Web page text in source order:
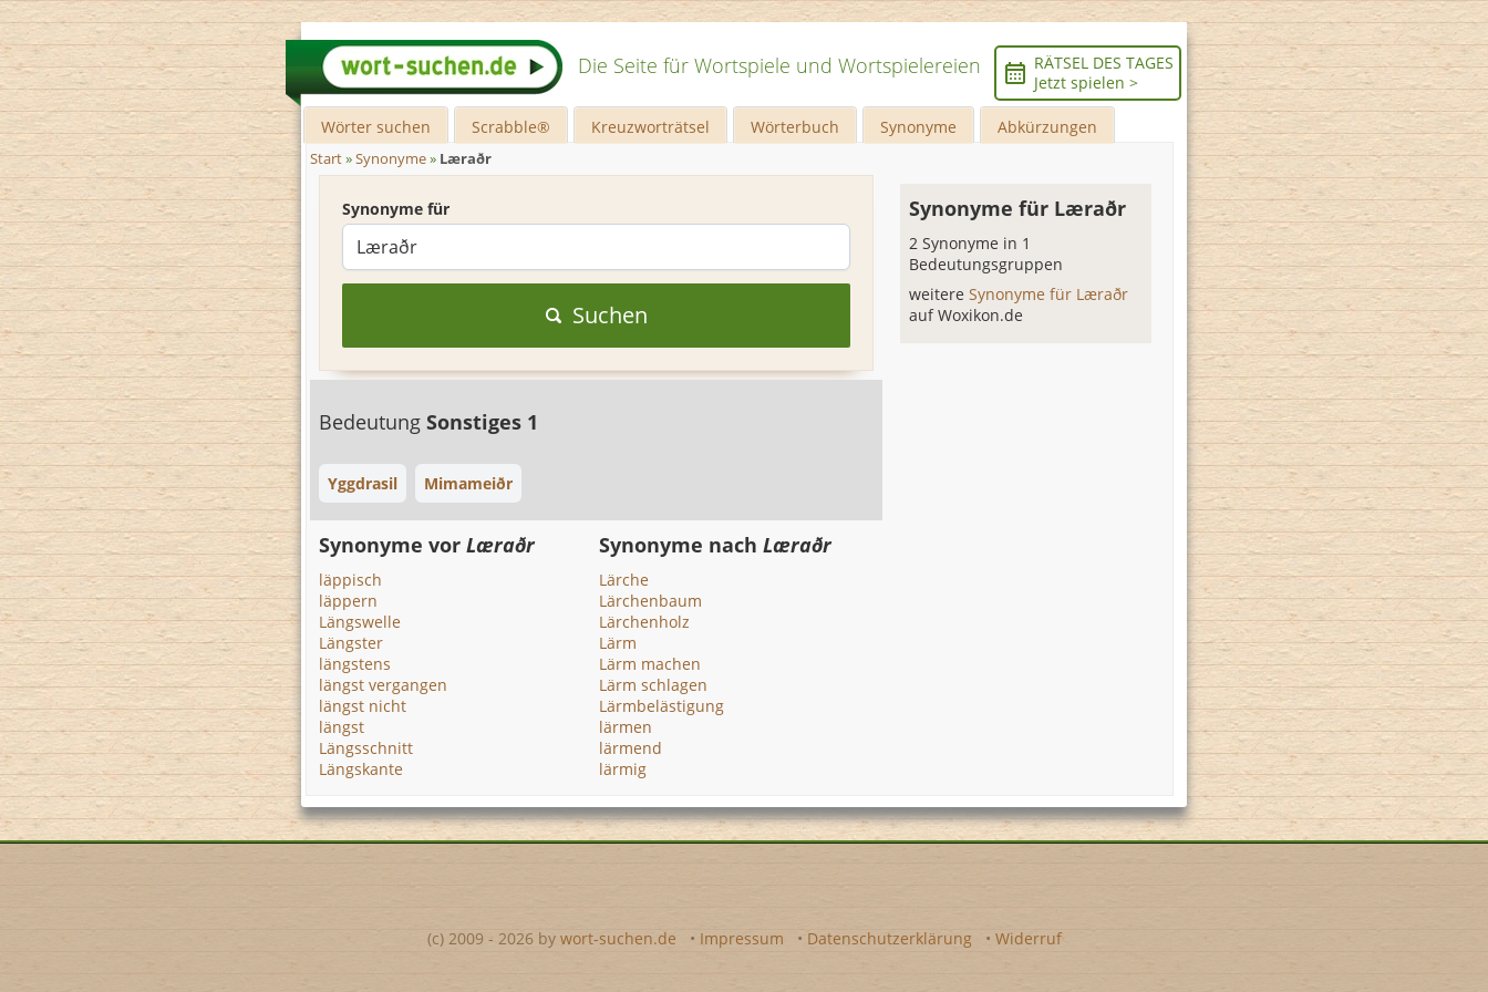
Die Seite für Wortspiele und Wortspielereien
RÄTSEL DES TAGES
Jetzt spielen >
Wörter suchen Scrabble® Kreuzworträtsel Wörterbuch Synonyme Abkürzungen
Start»Synonyme» Læraðr
Synonyme für
Suchen
Bedeutung Sonstiges 1
Yggdrasil Mimameiðr
Synonyme für Læraðr
2 Synonyme in 1
Bedeutungsgruppen
weitereSynonyme für Læraðr
auf Woxikon.de
Synonyme vor Læraðr
läppisch
läppern
Längswelle
Längster
längstens
längst vergangen
längst nicht
längst
Längsschnitt
Längskante
Synonyme nachLæraðr
Lärche
Lärchenbaum
Lärchenholz
Lärm
Lärm machen
Lärm schlagen
Lärmbelästigung
lärmen
lärmend
lärmig
(c) 2009 - 2026 by wort-suchen.de • Impressum • Datenschutzerklärung • Widerruf